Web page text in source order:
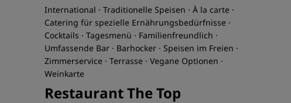
International · Traditionelle Speisen · À la carte ·
Catering für spezielle Ernährungsbedürfnisse ·
Cocktails · Tagesmenü · Familienfreundlich ·
Umfassende Bar · Barhocker · Speisen im Freien ·
Zimmerservice · Terrasse · Vegane Optionen ·
Weinkarte
Restaurant The Top